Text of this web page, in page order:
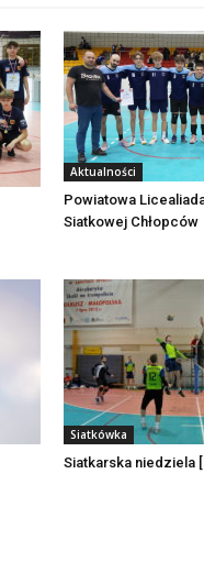
Aktualności
Powiatowa
Siatkowej Chłopców
Siatkówka
Siatkarska niedziela